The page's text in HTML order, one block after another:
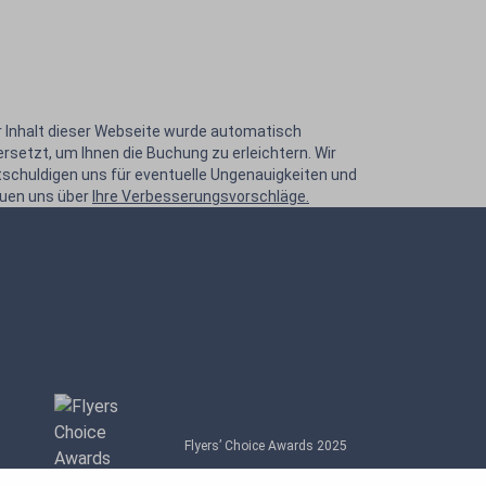
Inhalt dieser Webseite wurde automatisch
um Ihnen die Buchung zu erleichtern. Wir
uns für eventuelle Ungenauigkeiten und
uns überIhre Verbesserungsvorschläge.
Flyers’ Choice Awards 2025